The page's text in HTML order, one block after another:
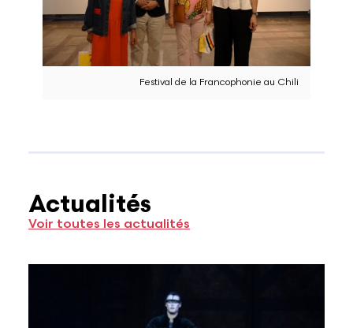
Festival de la Francophonie au Chili
Actualités
Voir toutes les actualités